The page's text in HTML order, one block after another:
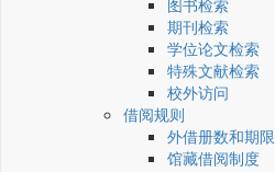
图书检索
期刊检索
学位论文检索
特殊文献检索
校外访问
借阅规则
外借册数和期限
馆藏借阅制度